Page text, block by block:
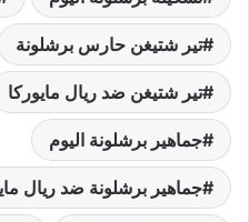
تير شتيغن حارس برشلونة
تير شتيغن ضد ريال مايوركا
جماهير برشلونة اليوم
جماهير برشلونة ضد ريال